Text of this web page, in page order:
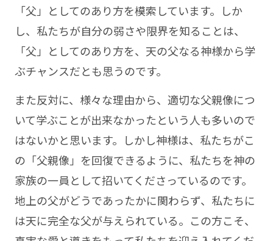
「父」としてのあり方を模索しています。しか
し、私たちが自分の弱さや限界を知ることは、
「父」としてのあり方を、天の父なる神様から学
ぶチャンスだとも思うのです。
また反対に、様々な理由から、適切な父親像につ
いて学ぶことが出来なかったという人も多いので
はないかと思います。しかし神様は、私たちがこ
の「父親像」を回復できるように、私たちを神の
家族の一員として招いてくださっているのです。
地上の父がどうであったかに関わらず、私たちに
は天に完全な父が与えられている。この方こそ、